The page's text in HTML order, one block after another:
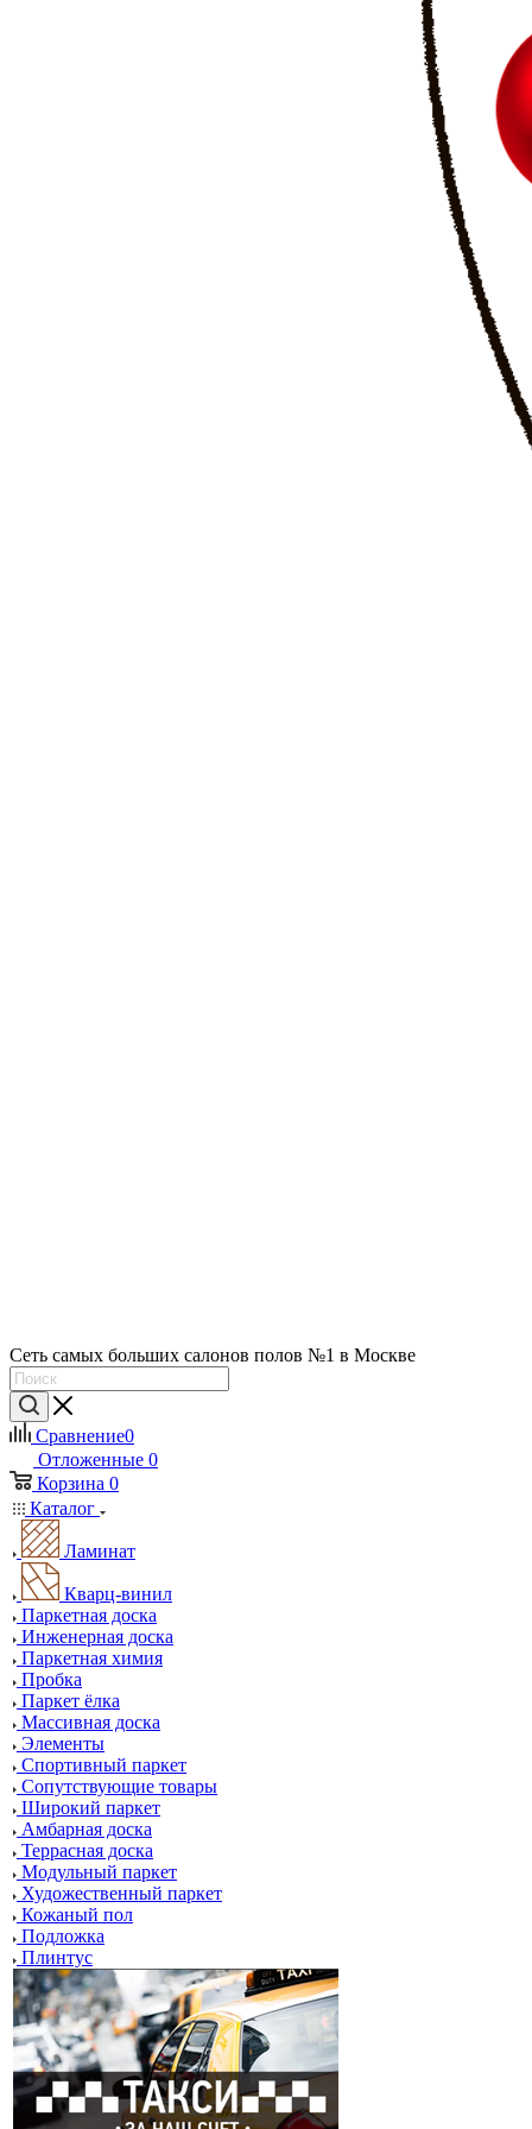
Сеть самых больших салонов полов №1 в Москве
Сравнение0
Отложенные 0
Корзина 0
Каталог
Ламинат
Кварц-винил
Паркетная доска
Инженерная доска
Паркетная химия
Пробка
Паркет ёлка
Массивная доска
Элементы
Спортивный паркет
Сопутствующие товары
Широкий паркет
Амбарная доска
Террасная доска
Модульный паркет
Художественный паркет
Кожаный пол
Подложка
Плинтус